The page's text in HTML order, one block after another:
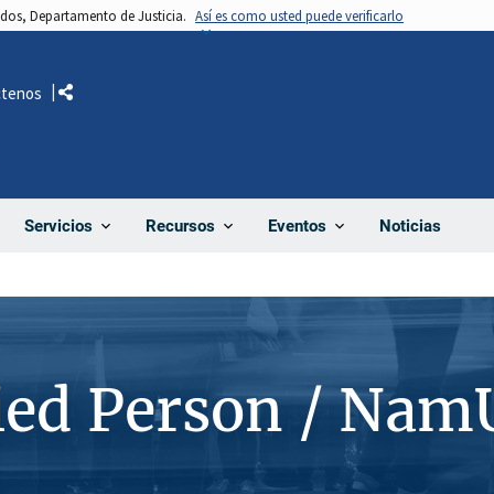
Departamento de Justicia. Así es como usted puede verificarlo
Servicios Recursos Eventos Noticias
Comparte
Person /